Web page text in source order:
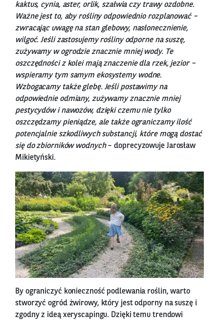
kaktus, cynia, aster, orlik, szałwia czy trawy ozdobne.
Ważne jest to, aby rośliny odpowiednio rozplanować –
zwracając uwagę na stan glebowy, nasłonecznienie,
wilgoć. Jeśli zastosujemy rośliny odporne na suszę,
zużywamy w ogrodzie znacznie mniej wody. Te
oszczędności z kolei mają znaczenie dla rzek, jezior –
wspieramy tym samym ekosystemy wodne.
Wzbogacamy także glebę. Jeśli postawimy na
odpowiednie odmiany, zużywamy znacznie mniej
pestycydów i nawozów, dzięki czemu nie tylko
oszczędzamy pieniądze, ale także ograniczamy ilość
potencjalnie szkodliwych substancji, które mogą dostać
się do zbiorników wodnych– doprecyzowuje Jarosław
Mikietyński.
By ograniczyć konieczność podlewania roślin, warto
stworzyć ogród żwirowy, który jest odporny na suszę i
zgodny z ideą xeryscapingu. Dzięki temu trendowi